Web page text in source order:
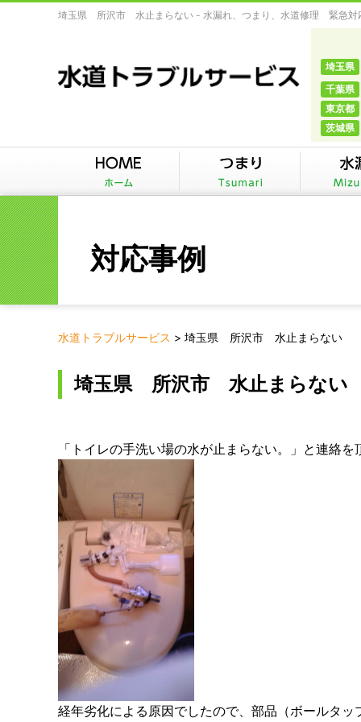
埼玉県 所沢市 水止まらない - 水漏れ、つまり、水道修理 緊急対
埼玉県
千葉県
東京都
茨城県
対応事例
水道トラブルサービス > 埼玉県 所沢市 水止まらない
埼玉県 所沢市 水止まらない
「トイレの手洗い場の水が止まらない。」と連絡を
経年劣化による原因でしたので、部品（ボールタ